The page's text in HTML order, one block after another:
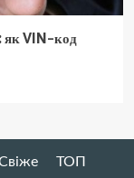
як VIN-код
ТОП